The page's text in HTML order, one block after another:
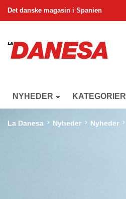
Det danske magasin i Spanien
NYHEDER KATEGORIER
La Danesa Nyheder Nyheder